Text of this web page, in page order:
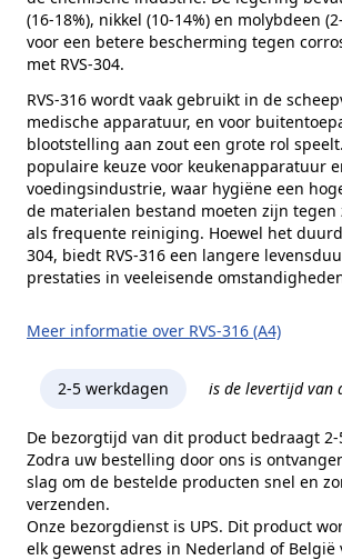
(16-18%), nikkel (10-14%) en molybdeen
voor een betere bescherming tegen
met RVS-304.
RVS-316 wordt vaak gebruikt in de
medische apparatuur, en voor
blootstelling aan zout een grote rol
populaire keuze voor keukenapparatuur
voedingsindustrie, waar hygiëne een
de materialen bestand moeten zijn tegen
als frequente reiniging. Hoewel het
304, biedt RVS-316 een langere
prestaties in veeleisende
Meer informatie over RVS-316 (A4)
2-5 werkdagen is de levertijd van
De bezorgtijd van dit product bedraagt
Zodra uw bestelling door ons is
slag om de bestelde producten snel en
verzenden.
Onze bezorgdienst is UPS. Dit product
elk gewenst adres in Nederland of België